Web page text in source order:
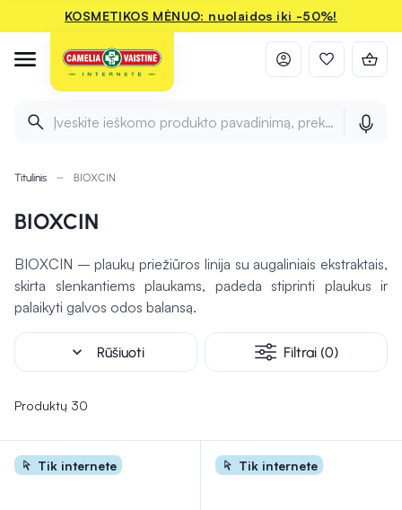
KOSMETIKOS MĖNUO: nuolaidos iki -50%!
Įveskite ieškomo produkto pavadinimą, prekės ženklą ir
Titulinis BIOXCIN
BIOXCIN
BIOXCIN – plaukų priežiūros linija su augaliniais ekstraktais,
skirta slenkantiems plaukams, padeda stiprinti plaukus ir
palaikyti galvos odos balansą.
expand_more Rūšiuoti Filtrai (0)
Produktų 30
Tik internete Tik internete